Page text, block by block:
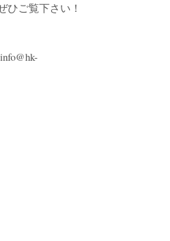
ひご覧下さい！